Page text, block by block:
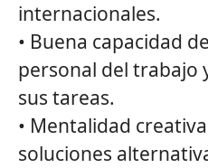
internacionales.
• Buena capacidad
personal del trabajo
sus tareas.
• Mentalidad
soluciones